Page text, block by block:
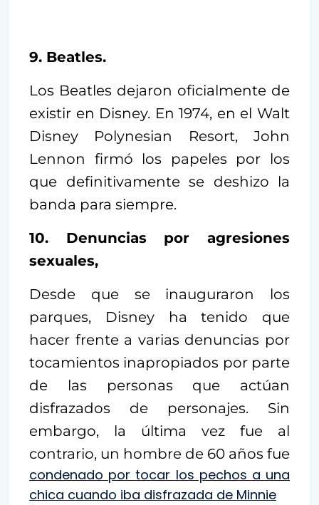
9. Beatles.
Los Beatles dejaron oficialmente de
existir en Disney. En 1974, en el Walt
Disney Polynesian Resort, John
Lennon firmó los papeles por los
que definitivamente se deshizo la
banda para siempre.
10. Denuncias por agresiones
sexuales,
Desde que se inauguraron los
parques, Disney ha tenido que
hacer frente a varias denuncias por
tocamientos inapropiados por parte
de las personas que actúan
disfrazados de personajes. Sin
embargo, la última vez fue al
contrario, un hombre de 60 años fue
condenado por tocar los pechos a una
chica cuando iba disfrazada de Minnie